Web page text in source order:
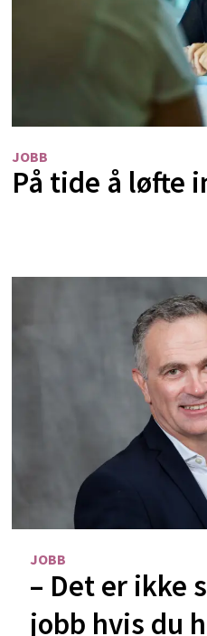
JOBB
På tide å løfte
JOBB
– Det er ikke
jobb hvis du